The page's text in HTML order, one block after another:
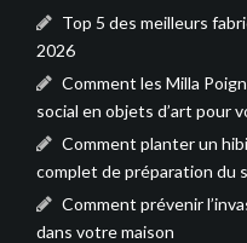
Top 5 des meilleurs
2026
Comment les Milla
social en objets d’art pour
Comment planter un
complet de préparation du
Comment prévenir
dans votre maison